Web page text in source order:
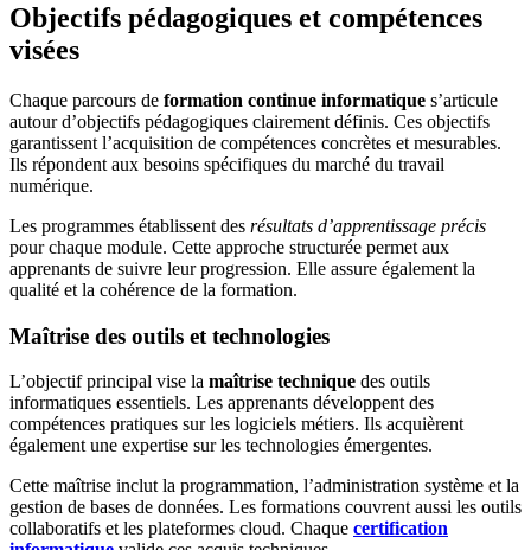
Objectifs pédagogiques et compétences
visées
Chaque parcours de formation continue informatique s’articule
autour d’objectifs pédagogiques clairement définis. Ces objectifs
garantissent l’acquisition de compétences concrètes et mesurables.
Ils répondent aux besoins spécifiques du marché du travail
numérique.
Les programmes établissent des résultats d’apprentissage précis
pour chaque module. Cette approche structurée permet aux
apprenants de suivre leur progression. Elle assure également la
qualité et la cohérence de la formation.
Maîtrise des outils et technologies
L’objectif principal vise la maîtrise technique des outils
informatiques essentiels. Les apprenants développent des
compétences pratiques sur les logiciels métiers. Ils acquièrent
également une expertise sur les technologies émergentes.
Cette maîtrise inclut la programmation, l’administration système et la
gestion de bases de données. Les formations couvrent aussi les outils
collaboratifs et les plateformes cloud. Chaque certification